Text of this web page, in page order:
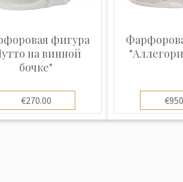
фигура
на винной
бочке"
€270.00